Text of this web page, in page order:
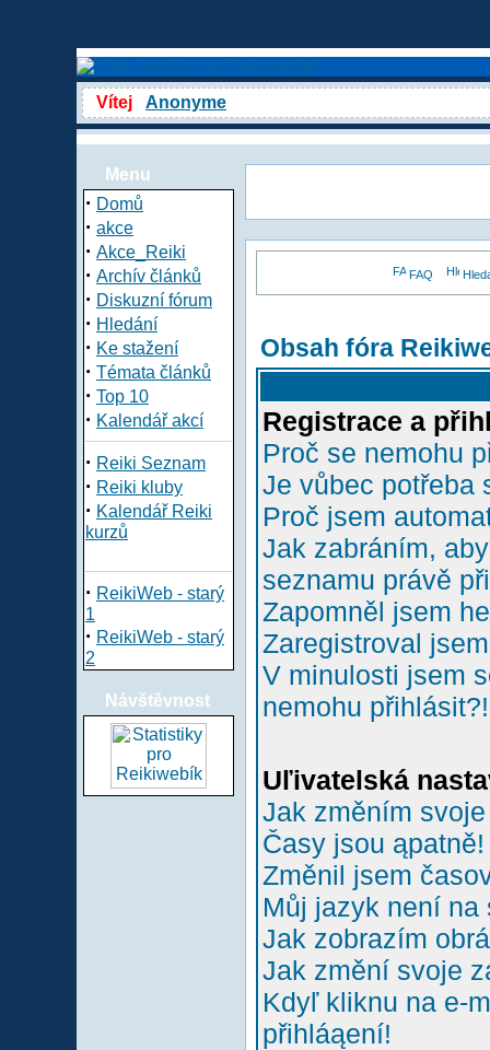
Vítej Anonyme
Menu
· Domů
· akce
· Akce_Reiki
· Archív článků
· Diskuzní fórum
· Hledání
· Ke stažení
· Témata článků
· Top 10
· Kalendář akcí
· Reiki Seznam
· Reiki kluby
· Kalendář Reiki
kurzů
· ReikiWeb - starý
1
· ReikiWeb - starý
2
Návštěvnost
FAQ
Obsah fóra
Registrace a
Proč se nemohu
Je vůbec potřeba
Proč jsem
Jak zabráním,
seznamu právě
Zapomněl jsem
Zaregistroval
V minulosti jsem
nemohu přihlásit?!
Uľivatelská
Jak změním
Časy jsou ąpatně!
Změnil jsem
Můj jazyk není na
Jak zobrazím
Jak změní svoje
Kdyľ kliknu na e-
přihláąení!